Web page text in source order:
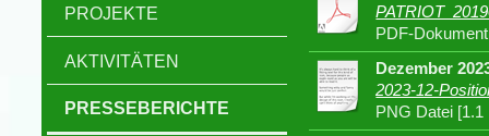
PROJEKTE
AKTIVITÄTEN
PRESSEBERICHTE
PDF-
Dezember
2023-12-
PNG Datei [1.1